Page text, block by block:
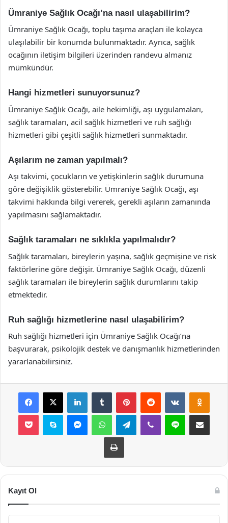
Ümraniye Sağlık Ocağı’na nasıl ulaşabilirim?
Ümraniye Sağlık Ocağı, toplu taşıma araçları ile kolayca
ulaşılabilir bir konumda bulunmaktadır. Ayrıca, sağlık
ocağının iletişim bilgileri üzerinden randevu almanız
mümkündür.
Hangi hizmetleri sunuyorsunuz?
Ümraniye Sağlık Ocağı, aile hekimliği, aşı uygulamaları,
sağlık taramaları, acil sağlık hizmetleri ve ruh sağlığı
hizmetleri gibi çeşitli sağlık hizmetleri sunmaktadır.
Aşılarım ne zaman yapılmalı?
Aşı takvimi, çocukların ve yetişkinlerin sağlık durumuna
göre değişiklik gösterebilir. Ümraniye Sağlık Ocağı, aşı
takvimi hakkında bilgi vererek, gerekli aşıların zamanında
yapılmasını sağlamaktadır.
Sağlık taramaları ne sıklıkla yapılmalıdır?
Sağlık taramaları, bireylerin yaşına, sağlık geçmişine ve risk
faktörlerine göre değişir. Ümraniye Sağlık Ocağı, düzenli
sağlık taramaları ile bireylerin sağlık durumlarını takip
etmektedir.
Ruh sağlığı hizmetlerine nasıl ulaşabilirim?
Ruh sağlığı hizmetleri için Ümraniye Sağlık Ocağı’na
başvurarak, psikolojik destek ve danışmanlık hizmetlerinden
yararlanabilirsiniz.
Facebook
X LinkedInTumblr PinterestReddit VKontakte
Pocket Skype MessengerWhatsAppTelegramViber Line E-Posta ile
Yazdır
Kayıt Ol